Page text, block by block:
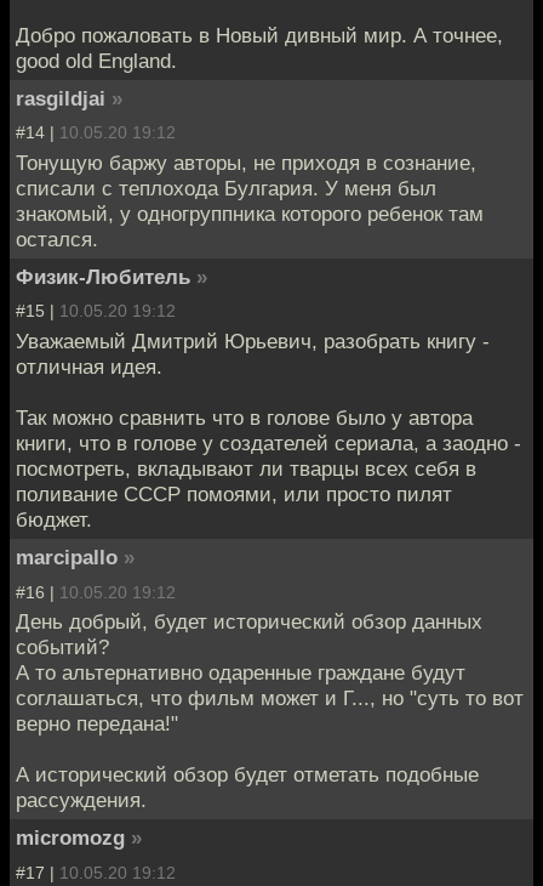
Добро пожаловать в Новый дивный мир. А точнее,
good old England.
rasgildjai »
#14 | 10.05.20 19:12
Тонущую баржу авторы, не приходя в сознание,
списали с теплохода Булгария. У меня был
знакомый, у одногруппника которого ребенок там
остался.
Физик-Любитель »
#15 | 10.05.20 19:12
Уважаемый Дмитрий Юрьевич, разобрать книгу -
отличная идея.
Так можно сравнить что в голове было у автора
книги, что в голове у создателей сериала, а заодно -
посмотреть, вкладывают ли тварцы всех себя в
поливание СССР помоями, или просто пилят
бюджет.
marcipallo »
#16 | 10.05.20 19:12
День добрый, будет исторический обзор данных
событий?
А то альтернативно одаренные граждане будут
соглашаться, что фильм может и Г..., но "суть то вот
верно передана!"
А исторический обзор будет отметать подобные
рассуждения.
micromozg »
#17 | 10.05.20 19:12